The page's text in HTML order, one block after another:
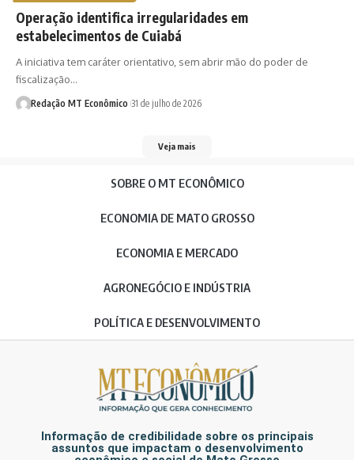
Operação identifica irregularidades em
estabelecimentos de Cuiabá
A iniciativa tem caráter orientativo, sem abrir mão do poder de
fiscalização…
Redação MT Econômico 31 de julho de 2026
Veja mais
SOBRE O MT ECONÔMICO
ECONOMIA DE MATO GROSSO
ECONOMIA E MERCADO
AGRONEGÓCIO E INDÚSTRIA
POLÍTICA E DESENVOLVIMENTO
Informação de credibilidade sobre os principais
assuntos que impactam o desenvolvimento